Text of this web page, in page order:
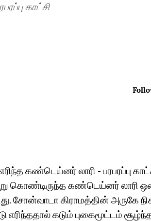
காட்சி
கண்டெய்னர் லாரி - பரபரப்பு
கொண்டிருந்த கண்டெய்னர் லாரி
சோன்வாடா கிராமத்தின் அருகே
எரிந்ததால் கடும் புகைமூட்டம்